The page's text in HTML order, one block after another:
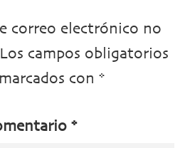
correo electrónico no
Los campos obligatorios
con *
*